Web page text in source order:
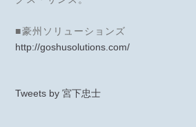
■豪州ソリューションズ
http://goshusolutions.com/
Tweets by 宮下忠士